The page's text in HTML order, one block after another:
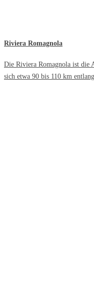
Riviera Romagnola
Die Riviera Romagnola ist die
sich etwa 90 bis 110 km